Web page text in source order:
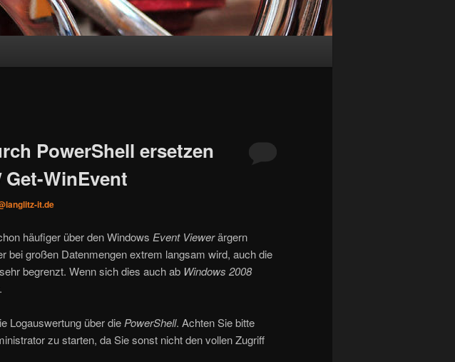
PowerShell ersetzen
WinEvent
it.de
häufiger über den Windows Event Viewerärgern
bei großen Datenmengen extrem langsam wird, auch die
begrenzt. Wenn sich dies auch ab Windows 2008
Logauswertung über die PowerShell. Achten Sie bitte
zu starten, da Sie sonst nicht den vollen Zugriff